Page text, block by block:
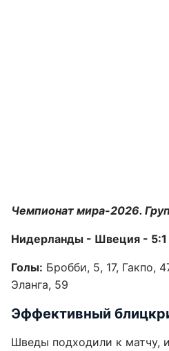
Чемпионат мира-2026.
Нидерланды - Швеция - 5:1
Голы: Бробби, 5, 17, Гакпо,
Эланга, 59
Эффективный
Шведы подходили к матчу,